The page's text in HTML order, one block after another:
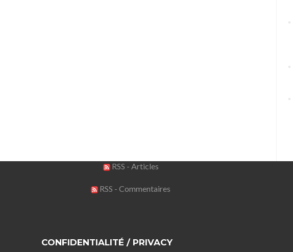
RSS - Articles
RSS - Commentaires
CONFIDENTIALITÉ / PRIVACY